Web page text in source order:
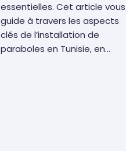
essentielles. Cet article vous
guide à travers les aspects
clés de l’installation de
paraboles en Tunisie, en…